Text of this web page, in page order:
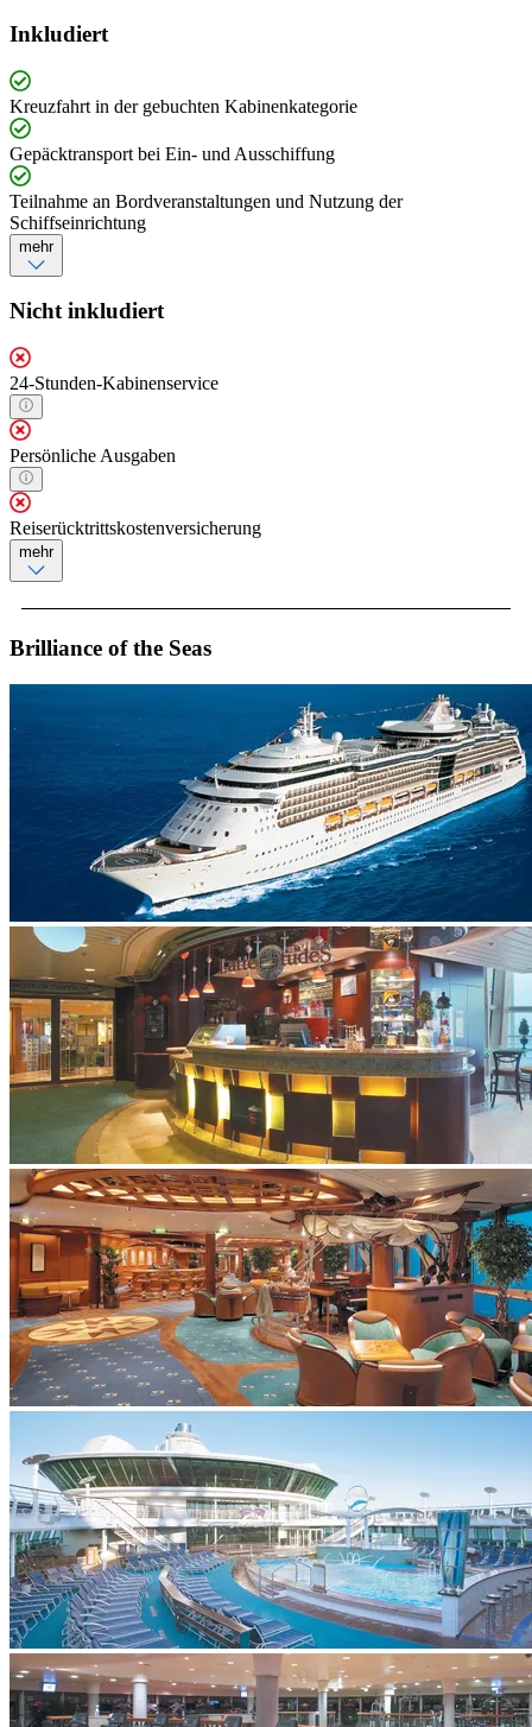
Inkludiert
Kreuzfahrt in der gebuchten Kabinenkategorie
Gepäcktransport bei Ein- und Ausschiffung
Teilnahme an Bordveranstaltungen und Nutzung der
Schiffseinrichtung
mehr
Nicht inkludiert
24-Stunden-Kabinenservice
Persönliche Ausgaben
Reiserücktrittskostenversicherung
mehr
Brilliance of the Seas